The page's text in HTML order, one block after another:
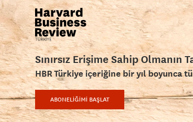
Sınırsız Erişime Sahip Olmanın
HBR Türkiye içeriğine bir yıl boyunca
ABONELİĞİMİ BAŞLAT